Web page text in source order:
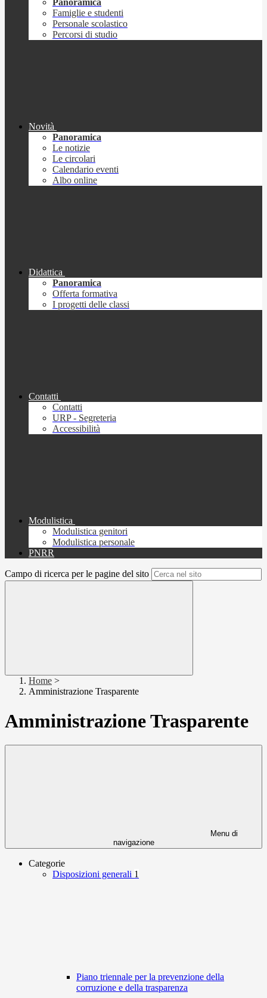
Panoramica
Famiglie e studenti
Personale scolastico
Percorsi di studio
Novità
Panoramica
Le notizie
Le circolari
Calendario eventi
Albo online
Didattica
Panoramica
Offerta formativa
I progetti delle classi
Contatti
Contatti
URP - Segreteria
Accessibilità
Modulistica
Modulistica genitori
Modulistica personale
PNRR
Campo di ricerca per le pagine del sito
Home >
Amministrazione Trasparente
Amministrazione Trasparente
Menu di
navigazione
Categorie
Disposizioni generali 1
Piano triennale per la prevenzione della
corruzione e della trasparenza